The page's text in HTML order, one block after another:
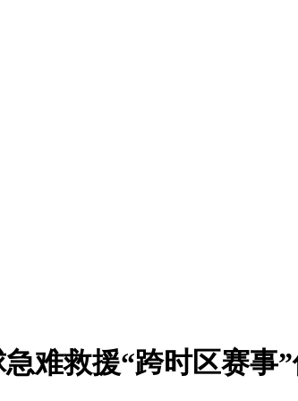
难救援“跨时区赛事